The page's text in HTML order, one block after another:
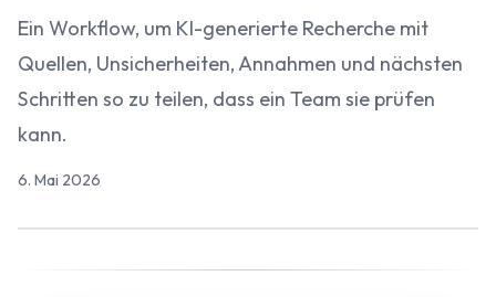
Ein Workflow, um KI-generierte Recherche mit
Quellen, Unsicherheiten, Annahmen und nächsten
Schritten so zu teilen, dass ein Team sie prüfen
kann.
6. Mai 2026